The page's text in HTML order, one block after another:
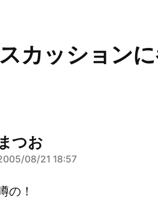
カッション
まつお
08/21 18:57
の！